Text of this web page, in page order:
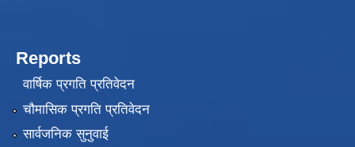
Reports
वार्षिक प्रगति प्रतिवेदन
चौमासिक प्रगति प्रतिवेदन
सार्वजनिक सुनुवाई